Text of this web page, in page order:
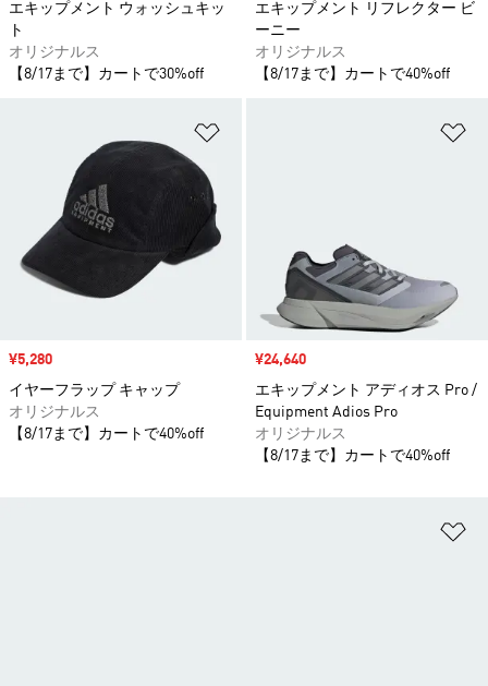
エキップメント ウォッシュキッ
ト
オリジナルス
【8/17まで】カートで30%off
エキップメント リフレクター ビ
ーニー
オリジナルス
【8/17まで】カートで40%off
セール価格
¥5,280
イヤーフラップ キャップ
オリジナルス
【8/17まで】カートで40%off
セール価格
¥24,640
エキップメント アディオス Pro /
Equipment Adios Pro
オリジナルス
【8/17まで】カートで40%off